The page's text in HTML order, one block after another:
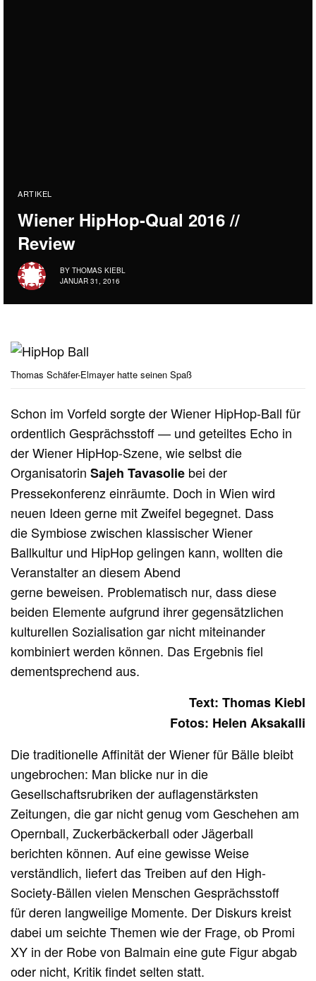
ARTIKEL
Wiener HipHop-Qual 2016 //
Review
BY THOMAS KIEBL
JANUAR 31, 2016
Thomas Schäfer-Elmayer hatte seinen Spaß
Schon im Vorfeld sorgte der Wiener HipHop-Ball für
ordentlich Gesprächsstoff — und geteiltes Echo in
der Wiener HipHop-Szene, wie selbst die
OrganisatorinSajehTavasolie bei der
Pressekonferenz einräumte. Doch in Wien wird
neuen Ideen gerne mit Zweifel begegnet. Dass
die Symbiose zwischen klassischer Wiener
Ballkultur und HipHop gelingen kann, wollten die
Veranstalter an diesem Abend
gerne beweisen. Problematisch nur, dass diese
beiden Elemente aufgrund ihrer gegensätzlichen
kulturellen Sozialisation gar nicht miteinander
kombiniert werden können. Das Ergebnis fiel
dementsprechend aus.
Text: Thomas Kiebl
Fotos: Helen Aksakalli
Die traditionelle Affinität der Wiener für Bälle bleibt
ungebrochen: Man blicke nur in die
Gesellschaftsrubriken der auflagenstärksten
Zeitungen, die gar nicht genug vom Geschehen am
Opernball, Zuckerbäckerball oder Jägerball
berichten können. Auf eine gewisse Weise
verständlich, liefert das Treiben auf den High-
Society-Bällen vielen Menschen Gesprächsstoff
für deren langweilige Momente. Der Diskurs kreist
dabei um seichte Themen wie der Frage, ob Promi
XY in der Robe von Balmain eine gute Figur abgab
oder nicht, Kritik findet selten statt.